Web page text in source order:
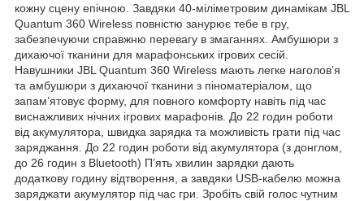
кожну сцену епічною. Завдяки 40-міліметровим динамікам JBL
Quantum 360 Wireless повністю занурює тебе в гру,
забезпечуючи справжню перевагу в змаганнях. Амбушюри з
дихаючої тканини для марафонських ігрових сесій.
Навушники JBL Quantum 360 Wireless мають легке наголов’я
та амбушюри з дихаючої тканини з піноматеріалом, що
запам’ятовує форму, для повного комфорту навіть під час
виснажливих нічних ігрових марафонів. До 22 годин роботи
від акумулятора, швидка зарядка та можливість грати під час
заряджання. До 22 годин роботи від акумулятора (з донглом,
до 26 годин з Bluetooth) П’ять хвилин зарядки дають
додаткову годину відтворення, а завдяки USB-кабелю можна
заряджати акумулятор під час гри. Зробіть свій голос чутним